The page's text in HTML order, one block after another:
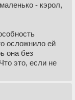
- кэрол,
осложнило ей
она без
это, если не